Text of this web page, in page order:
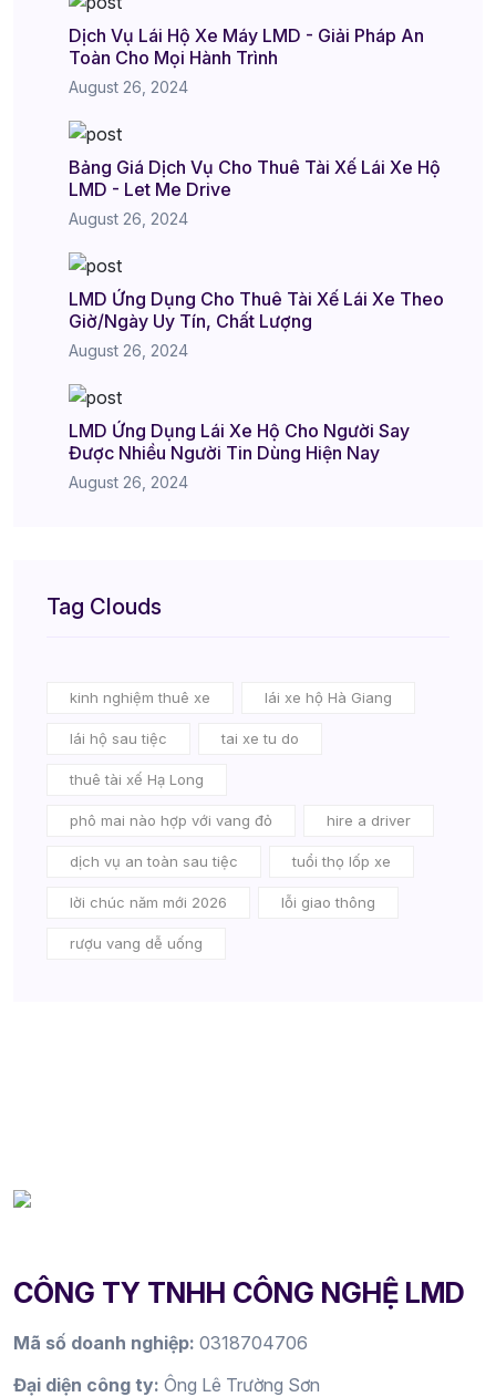
Dịch Vụ Lái Hộ Xe Máy LMD - Giải Pháp An
Toàn Cho Mọi Hành Trình
August 26, 2024
Bảng Giá Dịch Vụ Cho Thuê Tài Xế Lái Xe Hộ
LMD - Let Me Drive
August 26, 2024
LMD Ứng Dụng Cho Thuê Tài Xế Lái Xe Theo
Giờ/Ngày Uy Tín, Chất Lượng
August 26, 2024
LMD Ứng Dụng Lái Xe Hộ Cho Người Say
Được Nhiều Người Tin Dùng Hiện Nay
August 26, 2024
Tag Clouds
kinh nghiệm thuê xe lái xe hộ Hà Giang
lái hộ sau tiệc tai xe tu do
thuê tài xế Hạ Long
phô mai nào hợp với vang đỏ hire a driver
dịch vụ an toàn sau tiệc tuổi thọ lốp xe
lời chúc năm mới 2026 lỗi giao thông
rượu vang dễ uống
CÔNG TY TNHH CÔNG NGHỆ LMD
Mã số doanh nghiệp: 0318704706
Đại diện công ty: Ông Lê Trường Sơn